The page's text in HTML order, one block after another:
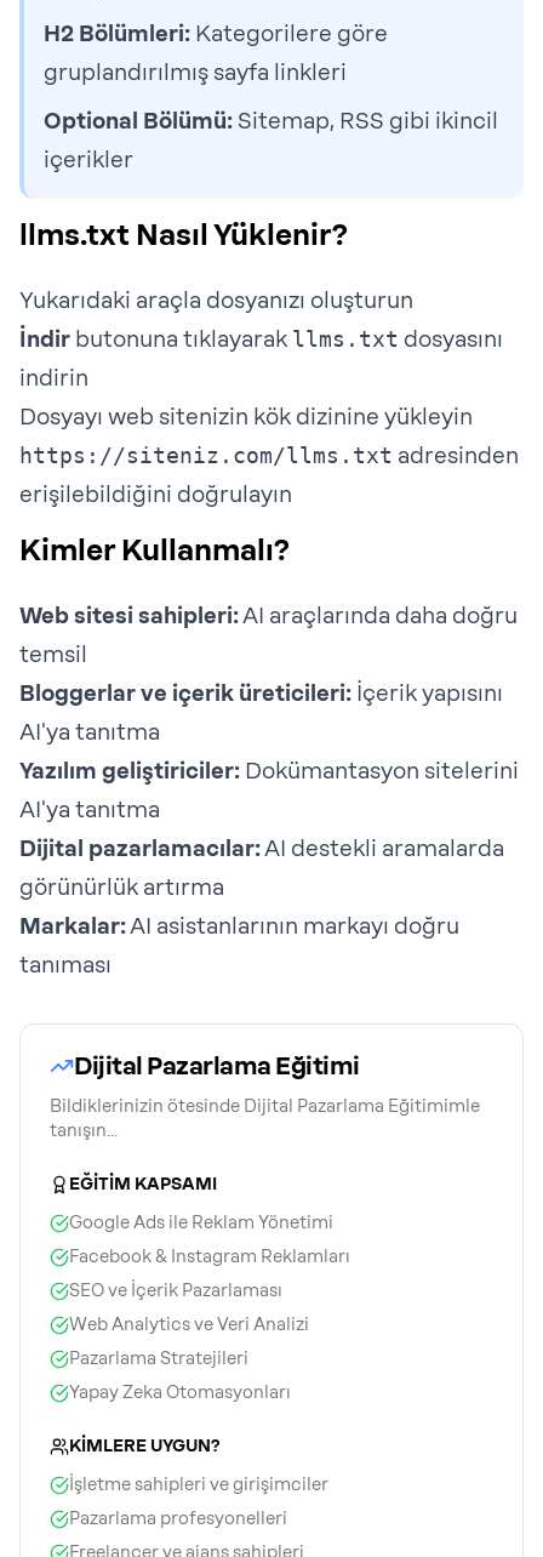
H2 Bölümleri: Kategorilere göre
gruplandırılmış sayfa linkleri
Optional Bölümü: Sitemap, RSS gibi ikincil
içerikler
llms.txt Nasıl Yüklenir?
Yukarıdaki araçla dosyanızı oluşturun
İndir butonuna tıklayarak llms.txt dosyasını
indirin
Dosyayı web sitenizin kök dizinine yükleyin
https://siteniz.com/llms.txt adresinden
erişilebildiğini doğrulayın
Kimler Kullanmalı?
Web sitesi sahipleri:AI araçlarında daha doğru
temsil
Bloggerlar ve içerik üreticileri: İçerik yapısını
AI'ya tanıtma
Yazılım geliştiriciler: Dokümantasyon sitelerini
AI'ya tanıtma
Dijital pazarlamacılar:AI destekli aramalarda
görünürlük artırma
Markalar:AI asistanlarının markayı doğru
tanıması
Dijital Pazarlama Eğitimi
Bildiklerinizin ötesinde Dijital Pazarlama Eğitimimle
tanışın...
EĞİTİM KAPSAMI
Google Ads ile Reklam Yönetimi
Facebook & Instagram Reklamları
SEO ve İçerik Pazarlaması
Web Analytics ve Veri Analizi
Pazarlama Stratejileri
Yapay Zeka Otomasyonları
KİMLERE UYGUN?
İşletme sahipleri ve girişimciler
Pazarlama profesyonelleri
Freelancer ve ajans sahipleri